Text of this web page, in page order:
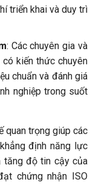
triển khai và duy trì
: Các chuyên gia và
kiến thức chuyên
chuẩn và đánh giá
nghiệp trong suốt
quan trọng giúp các
định năng lực
tăng độ tin cậy của
chứng nhận ISO